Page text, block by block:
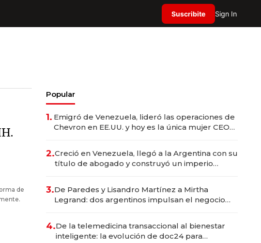
Suscribite Sign In
de
Popular
1. Emigró de Venezuela, lideró las operaciones de
Chevron en EE.UU. y hoy es la única mujer CEO
2.Creció en Venezuela, llegó a la Argentina con su
título de abogado y construyó un imperio
3.De Paredes y Lisandro Martínez a Mirtha
Legrand: dos argentinos impulsan el negocio
4.De la telemedicina transaccional al bienestar
inteligente: la evolución de doc24 para